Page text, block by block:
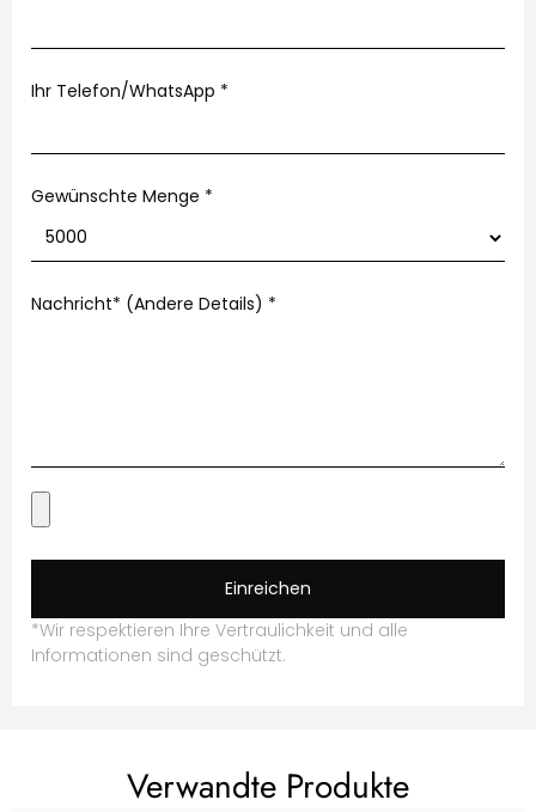
Ihr Telefon/WhatsApp *
Gewünschte Menge *
Nachricht* (Andere Details) *
Einreichen
*Wir respektieren Ihre Vertraulichkeit und alle
Informationen sind geschützt.
Verwandte Produkte